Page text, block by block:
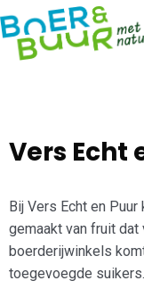
Vers Echt
Bij Vers Echt en
gemaakt van fruit
boerderijwinkels
toegevoegde